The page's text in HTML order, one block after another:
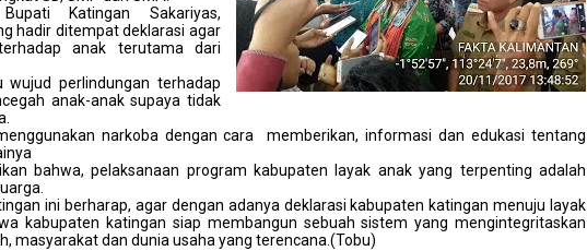
Katingan Sakariyas,
hadir ditempat deklarasi agar
anak terutama dari
perlindungan terhadap
anak-anak supaya tidak
narkoba dengan cara memberikan, informasi dan edukasi tentang
bahwa, pelaksanaan program kabupaten layak anak yang terpenting adalah
ini berharap, agar dengan adanya deklarasi kabupaten katingan menuju layak
kabupaten katingan siap membangun sebuah sistem yang mengintegritaskan
masyarakat dan dunia usaha yang terencana.(Tobu)